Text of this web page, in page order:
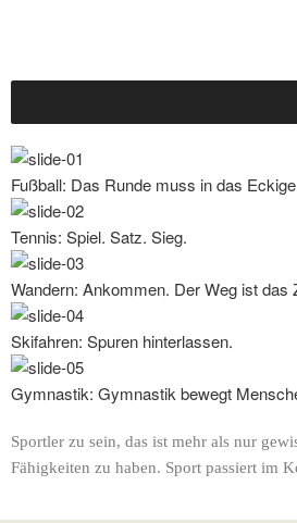
Fußball: Das Runde muss in das
Tennis: Spiel. Satz. Sieg.
Wandern: Ankommen. Der Weg ist das
Skifahren: Spuren hinterlassen.
Gymnastik: Gymnastik bewegt
Sportler zu sein, das ist mehr als nur
Fähigkeiten zu haben. Sport passiert im